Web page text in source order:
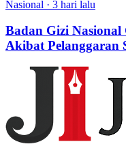
Nasional · 3 hari lalu
Badan Gizi Nasional
Akibat Pelanggaran